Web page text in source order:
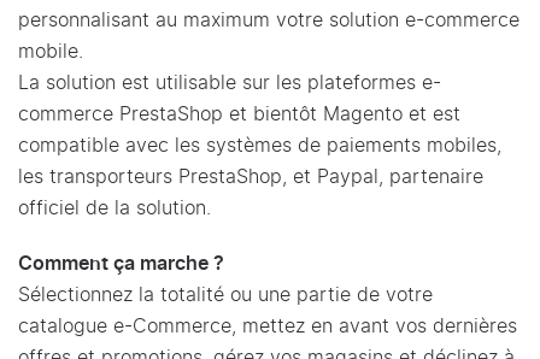
personnalisant au maximum votre solution e-commerce
mobile.
La solution est utilisable sur les plateformes e-
commerce PrestaShop et bientôt Magento et est
compatible avec les systèmes de paiements mobiles,
les transporteurs PrestaShop, et Paypal, partenaire
officiel de la solution.
Comment ça marche ?
Sélectionnez la totalité ou une partie de votre
catalogue e-Commerce, mettez en avant vos dernières